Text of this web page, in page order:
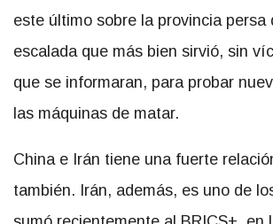
este último sobre la provincia persa
escalada que más bien sirvió, sin
que se informaran, para probar
las máquinas de matar.
China e Irán tiene una fuerte
también. Irán, además, es uno de